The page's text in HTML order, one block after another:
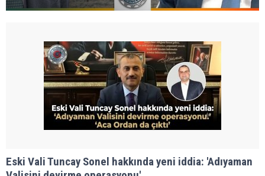
Eski Vali Tuncay Sonel hakkında yeni iddia: 'Adıyaman